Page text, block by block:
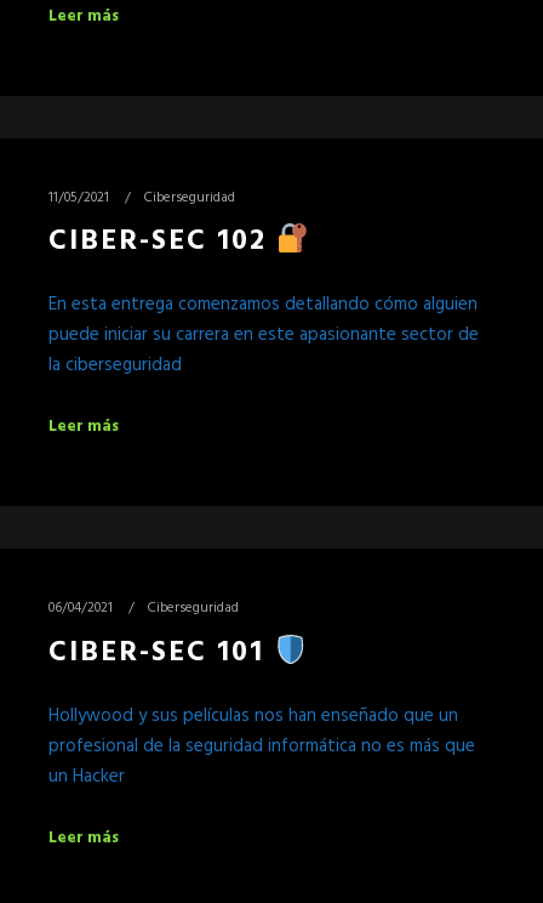
Leer más
11/05/2021 Ciberseguridad
CIBER-SEC 102
En esta entrega comenzamos detallando cómo alguien
puede iniciar su carrera en este apasionante sector de
la ciberseguridad
Leer más
06/04/2021 Ciberseguridad
CIBER-SEC 101
Hollywood y sus películas nos han enseñado que un
profesional de la seguridad informática no es más que
un Hacker
Leer más